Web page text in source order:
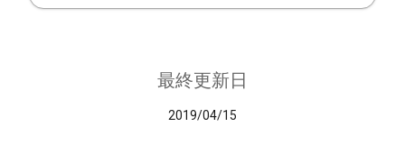
最終更新日
2019/04/15